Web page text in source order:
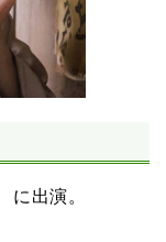
に出演。